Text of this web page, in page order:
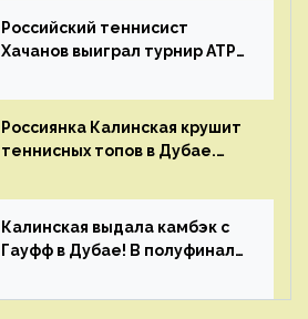
Российский теннисист
Хачанов выиграл турнир ATP
Россиянка Калинская крушит
теннисных топов в Дубае.
рейтинга
Калинская выдала камбэк с
Гауфф в Дубае! В полуфинале
Свёнтек